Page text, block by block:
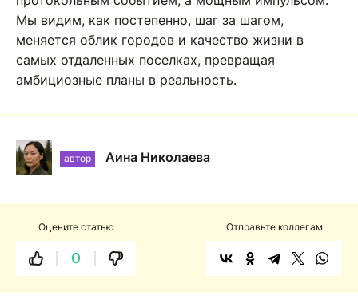
Мы видим, как постепенно, шаг за шагом,
меняется облик городов и качество жизни в
самых отдаленных поселках, превращая
амбициозные планы в реальность.
автор Аина Николаева
Оцените статью
0
Отправьте коллегам